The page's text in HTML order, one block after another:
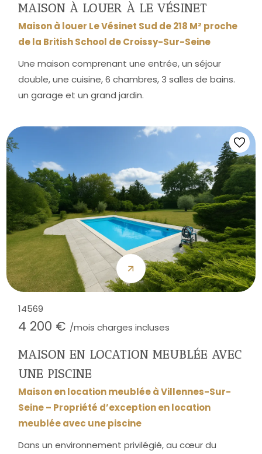
MAISON À LOUER À LE VÉSINET
Maison à louer Le Vésinet Sud de 218 M² proche
de la British School de Croissy-Sur-Seine
Une maison comprenant une entrée, un séjour
double, une cuisine, 6 chambres, 3 salles de bains.
un garage et un grand jardin.
14569
4 200 € /mois charges incluses
MAISON EN LOCATION MEUBLÉE AVEC
UNE PISCINE
Maison en location meublée à Villennes-Sur-
Seine – Propriété d’exception en location
meublée avec une piscine
Dans un environnement privilégié, au cœur du